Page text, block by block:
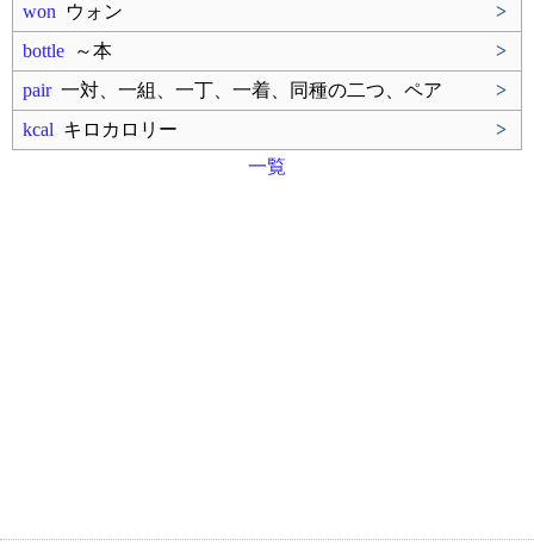
won ウォン
>
bottle ～本
>
pair一対、一組、一丁、一着、同種の二つ、ペア
>
kcal キロカロリー
>
一覧